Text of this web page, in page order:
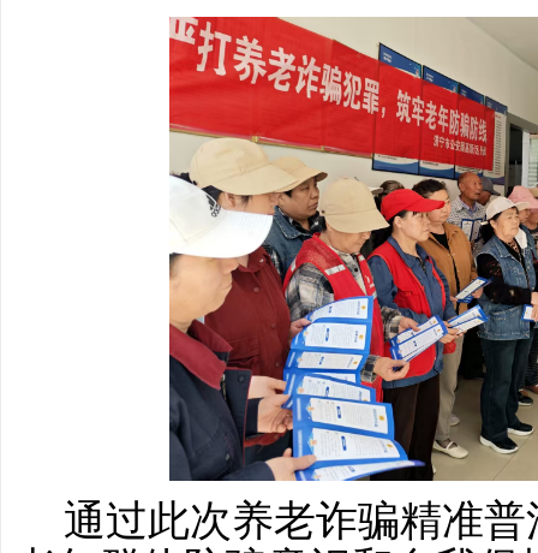
通过此次养老诈骗精准